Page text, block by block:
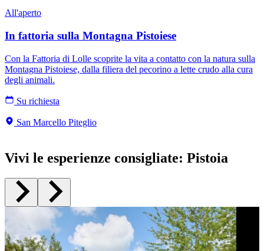
All'aperto
In fattoria sulla Montagna Pistoiese
Con la Fattoria di Lolle scoprite la vita a contatto con la natura sulla
Montagna Pistoiese, dalla filiera del pecorino a lette crudo alla cura
degli animali.
Su richiesta
San Marcello Piteglio
Vivi le esperienze consigliate: Pistoia